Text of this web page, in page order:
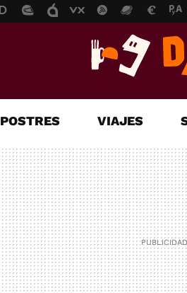
POSTRES VIAJES